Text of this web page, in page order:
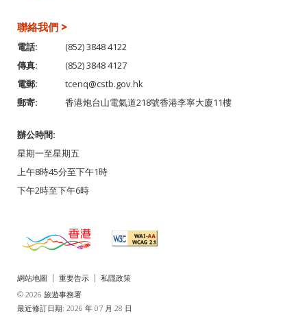
聯絡我們 >
電話:
(852) 3848 4122
傳真:
(852) 3848 4127
電郵:
tcenq@cstb.gov.hk
郵寄:
香港炮台山電氣道218號香港李寧大廈11樓
辦公時間:
星期一至星期五
上午8時45分至下午1時
下午2時至下午6時
網站地圖 重要告示
私隱政策
© 2026 旅遊事務署
最近修訂日期: 2026 年 07 月 28 日